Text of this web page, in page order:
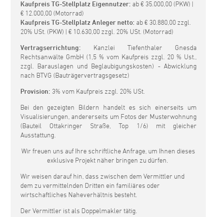
Kaufpreis TG-Stellplatz Eigennutzer: ab € 35.000,00 (PKW) |
€ 12.000,00 (Motorrad)
Kaufpreis TG-Stellplatz Anleger netto: ab € 30.880,00 zzgl.
20% USt. (PKW) | € 10.630,00 zzgl. 20% USt. (Motorrad)
Vertragserrichtung: Kanzlei Tiefenthaler Gnesda
Rechtsanwälte GmbH (1,5 % vom Kaufpreis zzgl. 20 % Ust.,
zzgl. Barauslagen und Beglaubigungskosten) - Abwicklung
nach BTVG (Bauträgervertragsgesetz)
Provision: 3% vom Kaufpreis zzgl. 20% USt.
Bei den gezeigten Bildern handelt es sich einerseits um
Visualisierungen, andererseits um Fotos der Musterwohnung
(Bauteil Ottakringer Straße, Top 1/6) mit gleicher
Ausstattung.
Wir freuen uns auf Ihre schriftliche Anfrage, um Ihnen dieses
exklusive Projekt näher bringen zu dürfen.
Wir weisen darauf hin, dass zwischen dem Vermittler und
dem zu vermittelnden Dritten ein familiäres oder
wirtschaftliches Naheverhältnis besteht.
Der Vermittler ist als Doppelmakler tätig.